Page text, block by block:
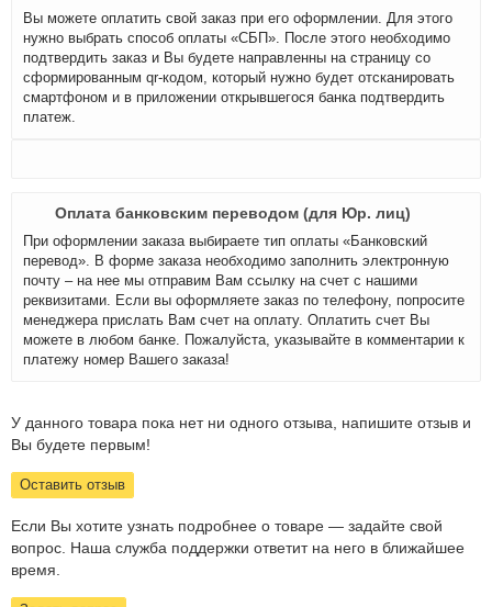
Вы можете оплатить свой заказ при его оформлении. Для этого
нужно выбрать способ оплаты «СБП». После этого необходимо
подтвердить заказ и Вы будете направленны на страницу со
сформированным qr-кодом, который нужно будет отсканировать
смартфоном и в приложении открывшегося банка подтвердить
платеж.
Оплата банковским переводом (для Юр. лиц)
При оформлении заказа выбираете тип оплаты «Банковский
перевод». В форме заказа необходимо заполнить электронную
почту – на нее мы отправим Вам ссылку на счет с нашими
реквизитами. Если вы оформляете заказ по телефону, попросите
менеджера прислать Вам счет на оплату. Оплатить счет Вы
можете в любом банке. Пожалуйста, указывайте в комментарии к
платежу номер Вашего заказа!
У данного товара пока нет ни одного отзыва, напишите отзыв и
Вы будете первым!
Оставить отзыв
Если Вы хотите узнать подробнее о товаре — задайте свой
вопрос. Наша служба поддержки ответит на него в ближайшее
время.